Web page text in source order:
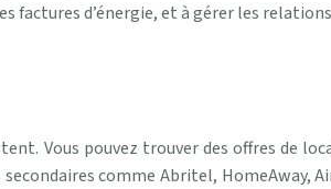
factures d’énergie, et à gérer les
Vous pouvez trouver des offres de
comme Abritel,